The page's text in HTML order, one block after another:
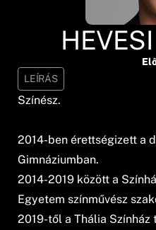
LEÍRÁS
Színész.
2014-ben érettségizett a
Gimnáziumban.
2014-2019 között a
Egyetem színművész
2019-től a Thália Színház